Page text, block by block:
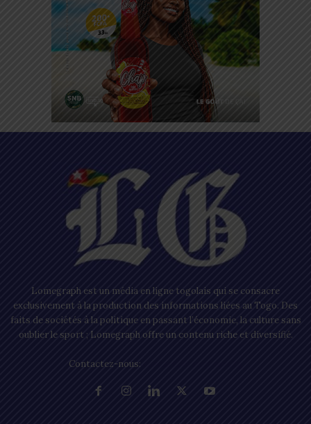
Lomegraph est un média en ligne togolais qui se consacre
exclusivement à la production des informations liées au Togo. Des
faits de sociétés à la politique en passant l’économie, la culture sans
oublier le sport ; Lomegraph offre un contenu riche et diversifié.
Contactez-nous: